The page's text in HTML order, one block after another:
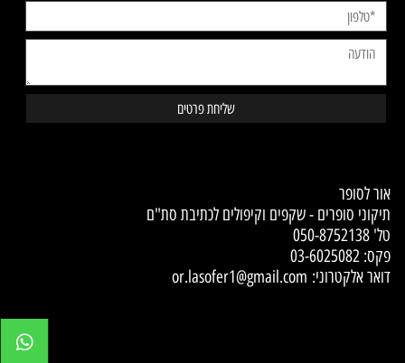
אור לסופר
תיקוני סופרים - שקפים וקיפולים לכתיבת סת"ם
טל' 050-8752138
פקס: 03-6025082
דואר אלקטרוני: or.lasofer1@gmail.com